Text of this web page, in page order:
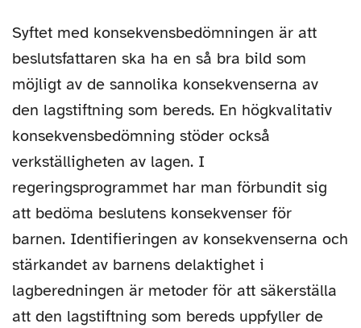
Syftet med konsekvensbedömningen är att
beslutsfattaren ska ha en så bra bild som
möjligt av de sannolika konsekvenserna av
den lagstiftning som bereds. En högkvalitativ
konsekvensbedömning stöder också
verkställigheten av lagen. I
regeringsprogrammet har man förbundit sig
att bedöma beslutens konsekvenser för
barnen. Identifieringen av konsekvenserna och
stärkandet av barnens delaktighet i
lagberedningen är metoder för att säkerställa
att den lagstiftning som bereds uppfyller de